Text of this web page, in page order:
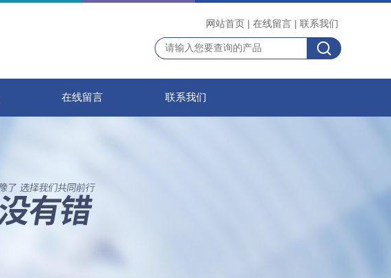
网站首页 | 在线留言 | 联系我们
在线留言 联系我们